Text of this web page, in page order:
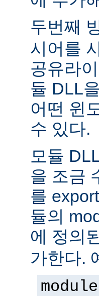
두번째
시어를
공유라
듈 DLL
어떤 윈
수 있다.
모듈
을 조금
를
듈의
에 정의
가한다.